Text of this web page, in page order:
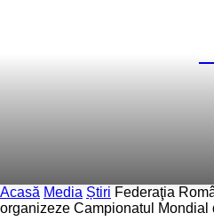
Acasă Media Știri Federaţia
organizeze Campionatul Mondial